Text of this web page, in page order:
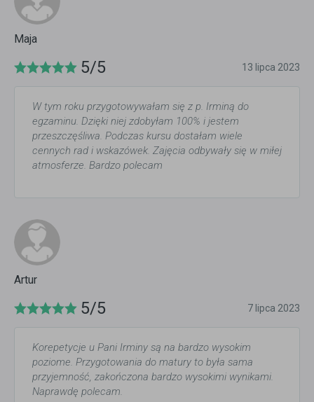
Maja
5/5 13 lipca 2023
W tym roku przygotowywałam się z p. Irminą do
egzaminu. Dzięki niej zdobyłam 100% i jestem
przeszczęśliwa. Podczas kursu dostałam wiele
cennych rad i wskazówek. Zajęcia odbywały się w miłej
atmosferze. Bardzo polecam
Artur
5/5 7 lipca 2023
Korepetycje u Pani Irminy są na bardzo wysokim
poziome. Przygotowania do matury to była sama
przyjemność, zakończona bardzo wysokimi wynikami.
Naprawdę polecam.